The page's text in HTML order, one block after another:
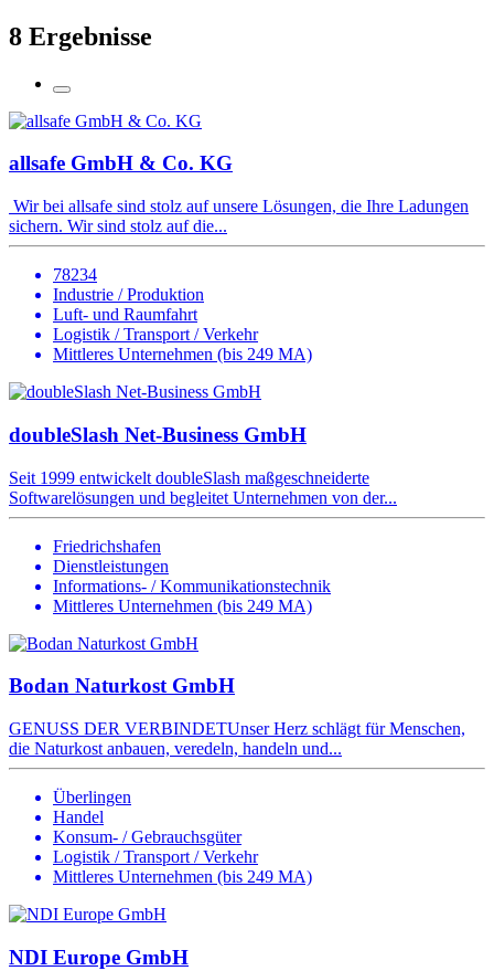
8 Ergebnisse
allsafe GmbH & Co. KG
Wir bei allsafe sind stolz auf unsere Lösungen, die Ihre Ladungen
sichern. Wir sind stolz auf die...
78234
Industrie / Produktion
Luft- und Raumfahrt
Logistik / Transport / Verkehr
Mittleres Unternehmen (bis 249 MA)
doubleSlash Net-Business GmbH
Seit 1999 entwickelt doubleSlash maßgeschneiderte
Softwarelösungen und begleitet Unternehmen von der...
Friedrichshafen
Dienstleistungen
Informations- / Kommunikationstechnik
Mittleres Unternehmen (bis 249 MA)
Bodan Naturkost GmbH
GENUSS DER VERBINDETUnser Herz schlägt für Menschen,
die Naturkost anbauen, veredeln, handeln und...
Überlingen
Handel
Konsum- / Gebrauchsgüter
Logistik / Transport / Verkehr
Mittleres Unternehmen (bis 249 MA)
NDI Europe GmbH